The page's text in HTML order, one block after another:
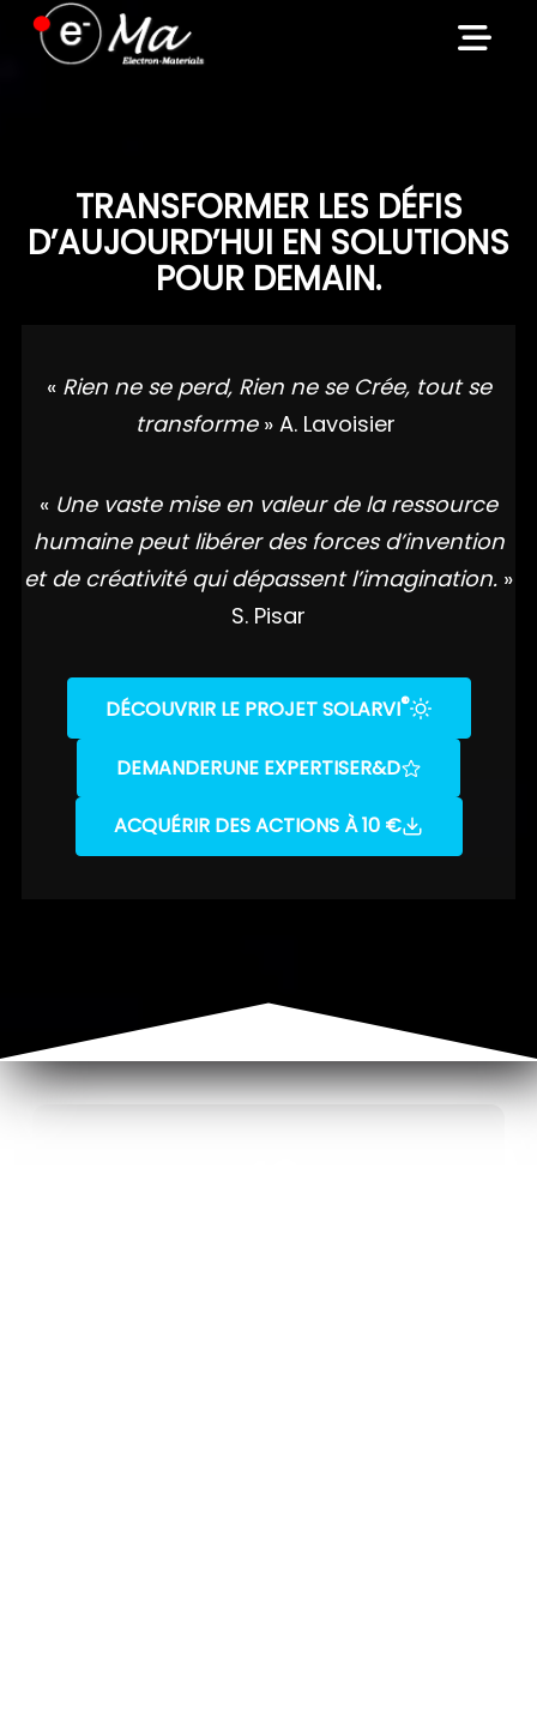
Skip
TRANSFORMER LES DÉFIS
D’AUJOURD’HUI EN SOLUTIONS
POUR DEMAIN.
« Rien ne se perd, Rien ne se Crée, tout se
transforme » A. Lavoisier
« Une vaste mise en valeur de la ressource
humaine peut libérer des forces d’invention
et de créativité qui dépassent l’imagination. »
S. Pisar
DÉCOUVRIR LE PROJET SOLARVI®
DEMANDERUNE EXPERTISER&D
ACQUÉRIR DES ACTIONS À 10 €